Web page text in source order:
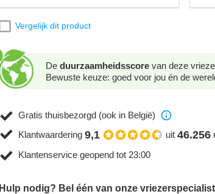
Vergelijk dit product
De duurzaamheidsscore van deze
Bewuste keuze: goed voor jou én de
Gratis thuisbezorgd (ook in België)
Klantwaardering 9,1 uit 46.256
Klantenservice geopend tot 23:00
Hulp nodig? Bel één van onze